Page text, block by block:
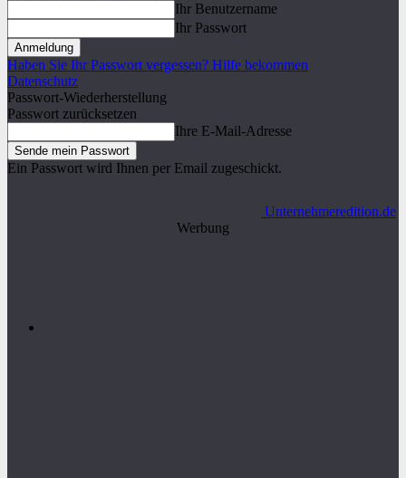
Ihr Benutzername
Ihr Passwort
Haben Sie Ihr Passwort vergessen? Hilfe bekommen
Datenschutz
Passwort-Wiederherstellung
Passwort zurücksetzen
Ihre E-Mail-Adresse
Ein Passwort wird Ihnen per Email zugeschickt.
Unternehmeredition.de
Werbung